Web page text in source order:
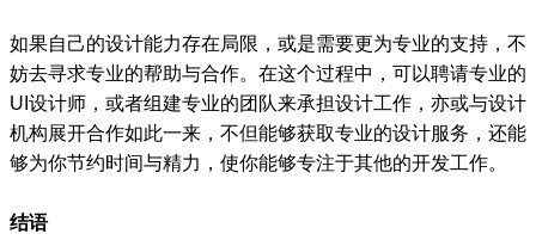
如果自己的设计能力存在局限，或是需要更为专业的支持，不
妨去寻求专业的帮助与合作。在这个过程中，可以聘请专业的
UI设计师，或者组建专业的团队来承担设计工作，亦或与设计
机构展开合作如此一来，不但能够获取专业的设计服务，还能
够为你节约时间与精力，使你能够专注于其他的开发工作。
结语